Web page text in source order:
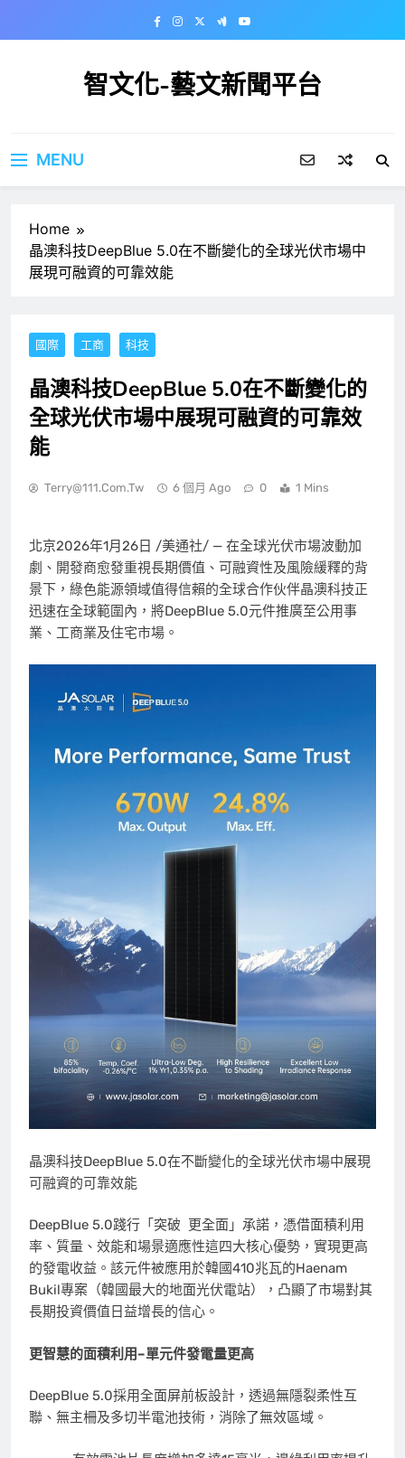
智文化-藝文新聞平台
MENU
Home
晶澳科技DeepBlue 5.0在不斷變化的全球光伏市場中
展現可融資的可靠效能
國際 工商 科技
晶澳科技DeepBlue 5.0在不斷變化的
全球光伏市場中展現可融資的可靠效
能
Terry@111.com.tw 6 個月 Ago 0 1 Mins
北京2026年1月26日 /美通社/ — 在全球光伏市場波動加
劇、開發商愈發重視長期價值、可融資性及風險緩釋的背
景下，綠色能源領域值得信賴的全球合作伙伴晶澳科技正
迅速在全球範圍內，將DeepBlue 5.0元件推廣至公用事
業、工商業及住宅市場。
晶澳科技DeepBlue 5.0在不斷變化的全球光伏市場中展現
可融資的可靠效能
DeepBlue 5.0踐行「 突破 更全面 」承諾，憑借面積利用
率、質量、效能和場景適應性這四大核心優勢，實現更高
的發電收益。該元件被應用於韓國410兆瓦的Haenam
Bukil專案（韓國最大的地面光伏電站），凸顯了市場對其
長期投資價值日益增長的信心。
更智慧的面積利用–單元件發電量更高
DeepBlue 5.0採用全面屏前板設計，透過無隱裂柔性互
聯、無主柵及多切半電池技術，消除了無效區域。